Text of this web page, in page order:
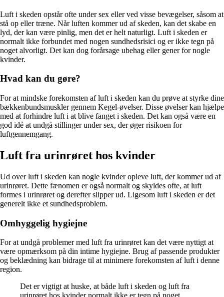
Luft i skeden opstår ofte under sex eller ved visse bevægelser, såsom at
stå op eller træne. Når luften kommer ud af skeden, kan det skabe en
lyd, der kan være pinlig, men det er helt naturligt. Luft i skeden er
normalt ikke forbundet med nogen sundhedsrisici og er ikke tegn på
noget alvorligt. Det kan dog forårsage ubehag eller gener for nogle
kvinder.
Hvad kan du gøre?
For at mindske forekomsten af luft i skeden kan du prøve at styrke dine
bækkenbundsmuskler gennem Kegel-øvelser. Disse øvelser kan hjælpe
med at forhindre luft i at blive fanget i skeden. Det kan også være en
god idé at undgå stillinger under sex, der øger risikoen for
luftgennemgang.
Luft fra urinrøret hos kvinder
Ud over luft i skeden kan nogle kvinder opleve luft, der kommer ud af
urinrøret. Dette fænomen er også normalt og skyldes ofte, at luft
formes i urinrøret og derefter slipper ud. Ligesom luft i skeden er det
generelt ikke et sundhedsproblem.
Omhyggelig hygiejne
For at undgå problemer med luft fra urinrøret kan det være nyttigt at
være opmærksom på din intime hygiejne. Brug af passende produkter
og beklædning kan bidrage til at minimere forekomsten af luft i denne
region.
Det er vigtigt at huske, at både luft i skeden og luft fra